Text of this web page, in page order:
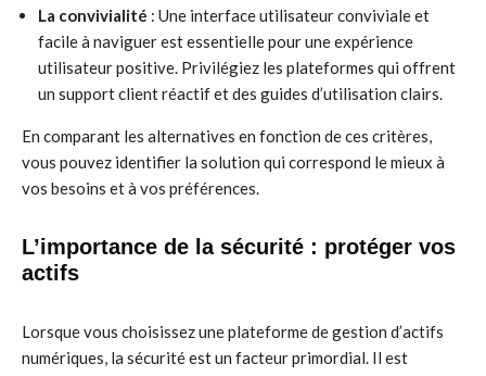
La convivialité : Une interface utilisateur conviviale et
facile à naviguer est essentielle pour une expérience
utilisateur positive. Privilégiez les plateformes qui offrent
un support client réactif et des guides d’utilisation clairs.
En comparant les alternatives en fonction de ces critères,
vous pouvez identifier la solution qui correspond le mieux à
vos besoins et à vos préférences.
L’importance de la sécurité : protéger vos
actifs
Lorsque vous choisissez une plateforme de gestion d’actifs
numériques, la sécurité est un facteur primordial. Il est